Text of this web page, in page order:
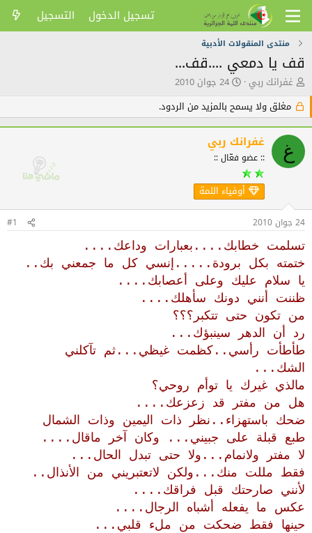
تسجيل الدخول التسجيل
منتدى المنقولات الأدبية
قف يا دمعي ....قف...
ك
ت
ب
ا
م
و
ع
غفرانك ربي ت
ي
خ
ل
ش
ر
24 جوان 2010
مغلق ولا يسمح بالمزيد من الردود.
غ غفرانك ربي
:: عضو فعّال ::
أوفياء اللمة
24 جوان 2010 #1
تسلمت خطابك....بعبارات وداعك....
ختمته بكل برودة.....إنسي كل ما جمعني بك..
يا سلام عليك وعلى أعصابك....
ظننت أنني دونك سأهلك....
من تكون حتى تتكبر؟؟؟
رد أن الدهر سينبؤك...
طأطأت رأسي..كظمت غيظي...ثم تآكلني
الشك...
مالذي غيرك يا توأم روحي؟
هل من مفتر قد زعزعك....
ضحك باستهزاء..نظر ذات اليمين وذات الشمال
طبع قبلة على جبيني... وكان آخر ماقال....
لا مفتر ولانمام...ولا حتى تبدل الحال...
فقط مللت منك...ولكن لاتعتبريني من الأنذال..
لأنني صارحتك قبل فراقك....
عكس ما يفعله أشباه الرجال....
حينها فقط ضحكت من ملء قلبي...